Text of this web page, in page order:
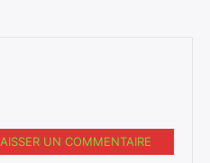
UN COMMENTAIRE